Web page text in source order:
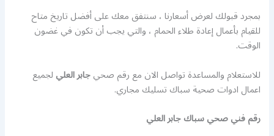
بمجرد قبولك لعرض أسعارنا ، سنتفق معك على أفضل تاريخ متاح
للقيام بأعمال إعادة طلاء الحمام ، والتي يجب أن تكون في غضون
الوقت.
للاستعلام والمساعدة تواصل الان مع رقم صحيجابر العليلجميع
اعمال ادوات صحية سباك تسليك مجاري.
رقم فني صحي سباك جابر العلي